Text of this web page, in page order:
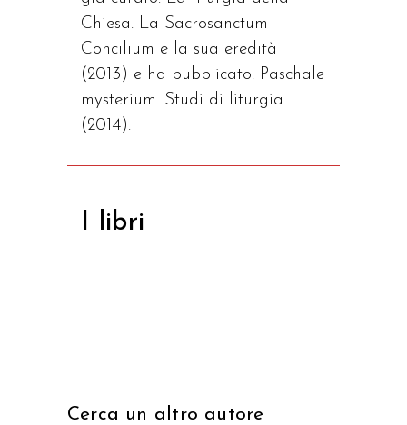
Chiesa. La Sacrosanctum
Concilium e la sua eredità
(2013) e ha pubblicato: Paschale
mysterium. Studi di liturgia
(2014).
I libri
Cerca un altro autore